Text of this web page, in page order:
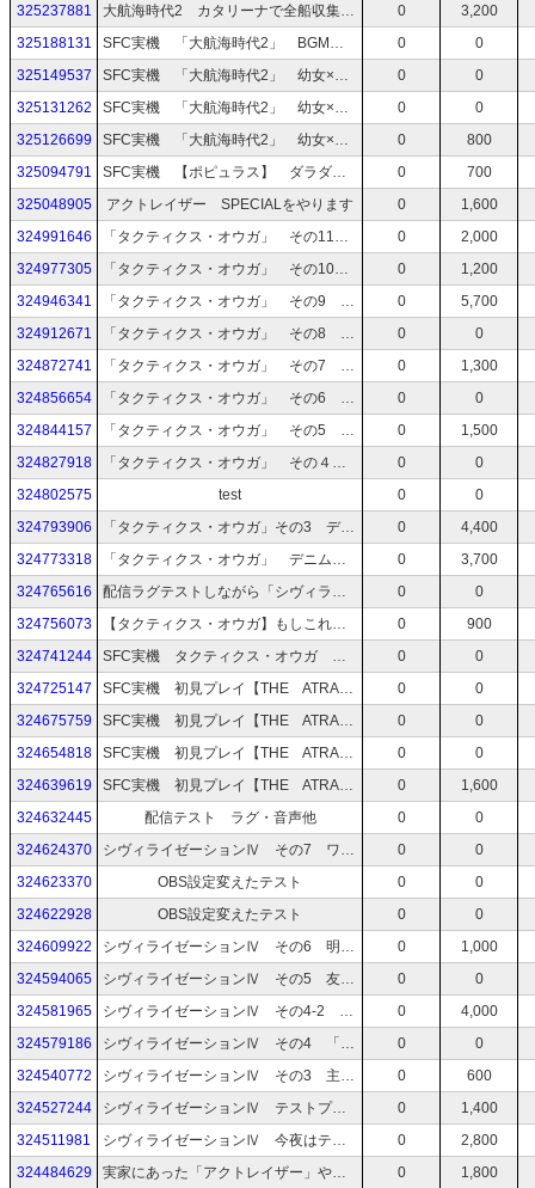
325237881
大航海時代2 カタリーナで全船収集クリアを目指す！ 0
3,200
325188131
SFC実機 「大航海時代2」 BGM聞く放送 その3 0
0
325149537
SFC実機 「大航海時代2」 幼女×教師 船上の特別授業 その2 0
0
325131262
SFC実機 「大航海時代2」 幼女×教師 船上の特別授業 0
0
325126699
SFC実機 「大航海時代2」 幼女×教師 船上の特別授業 0
800
325094791
SFC実機 【ポピュラス】 ダラダラとやっていく 雑談になりそう 0
700
325048905
アクトレイザー SPECIALをやります 0
1,600
324991646
「タクティクス・オウガ」 その11 Lルート ED見ようぜ 0
2,000
324977305
「タクティクス・オウガ」 その10 Lルート ラストまで 0
1,200
324946341
「タクティクス・オウガ」 その9 デニム「宗教も民族もみんなに来い」 0
5,700
324912671
「タクティクス・オウガ」 その8 デニム「姉さん！（棒）」 0
0
324872741
「タクティクス・オウガ」 その7 デニム「猊下って敬称かっこいい…」」 0
1,300
324856654
「タクティクス・オウガ」 その6 正念場の3章 0
0
324844157
「タクティクス・オウガ」 その5 デニム社長「お前ら３章行くまで残業な」 0
1,500
324827918
「タクティクス・オウガ」 その４ 今日はレオナールとヤル！ 0
0
324802575
test 0
0
324793906
「タクティクス・オウガ」その3 デニム社長「最近元請けが・・・。」 0
4,400
324773318
「タクティクス・オウガ」 デニム社長（国に従うか、それとも・・・） 0
3,700
324765616
配信ラグテストしながら「シヴィライゼーション4」やる 0
0
324756073
【タクティクス・オウガ】もしこれが会社だったら その1 0
900
324741244
SFC実機 タクティクス・オウガ チュートリアルから 0
0
324725147
SFC実機 初見プレイ【THE ATRAS】その4 クリア条件ってなんだ？ 0
0
324675759
SFC実機 初見プレイ【THE ATRAS】その3 ガメオベラを超えて！ 0
0
324654818
SFC実機 初見プレイ【THE ATRAS】その2 黄金の国ジパングを目指して！！！ 0
0
324639619
SFC実機 初見プレイ【THE ATRAS】その1 0
1,600
324632445
配信テスト ラグ・音声他 0
0
324624370
シヴィライゼーションⅣ その7 ワイ「戦争ヤろうぜ！」モンテスマ「おかのした」 0
0
324623370
OBS設定変えたテスト 0
0
324622928
OBS設定変えたテスト 0
0
324609922
シヴィライゼーションⅣ その6 明かりをつけましょ爆弾にー♪ドカンと一発ハゲ頭ー♪ 0
1,000
324594065
シヴィライゼーションⅣ その5 友好国でもぶっ壊す！ 0
0
324581965
シヴィライゼーションⅣ その4-2 「アステカ」この先右折120km 0
4,000
324579186
シヴィライゼーションⅣ その4 「アステカ」この先右折120km 0
0
324540772
シヴィライゼーションⅣ その3 主「打倒ハンニバル！」他国「通報しました」 0
600
324527244
シヴィライゼーションⅣ テストプレイ2 ガ助殴レベルの生放送 0
1,400
324511981
シヴィライゼーションⅣ 今夜はテスト＆賢者に教えてを乞うパート 0
2,800
324484629
実家にあった「アクトレイザー」やります！ SPECIAL攻略編 0 1,800